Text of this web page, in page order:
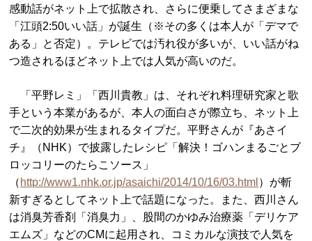
感動話がネット上で拡散され、さらに便乗してさまざまな
「江頭2:50いい話」が誕生（※その多くは本人が「デマで
ある」と否定）。テレビでは汚れ役が多いが、いい話がね
つ造されるほどネット上では人気が高いのだ。
「平野レミ」「西川貴教」は、それぞれ料理研究家と歌
手という本業があるが、本人の面白さが際立ち、ネット上
で二次的効果が生まれるタイプだ。平野さんが『あさイ
チ』（NHK）で披露したレシピ「解決！ゴハンまるごとブ
ロッコリーのたらこソース」
（ http://www1.nhk.or.jp/asaichi/2014/10/16/03.html ）が斬
新すぎるとしてネット上で話題になった。また、西川さん
は消臭芳香剤「消臭力」、股間のかゆみ治療薬「デリケア
エムズ」などのCMに起用され、コミカルな演技で人気を